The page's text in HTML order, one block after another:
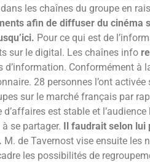
dans les chaînes du groupe en
afin de diffuser du cinéma
Pour ce qui est de
sur le digital. Les chaînes info
d’information. Conformément à
28 personnes l’ont
sur le marché français par
est stable et
se partager. Il faudrait selon lui
M. de Tavernost vise ensuite les
les possibilités de